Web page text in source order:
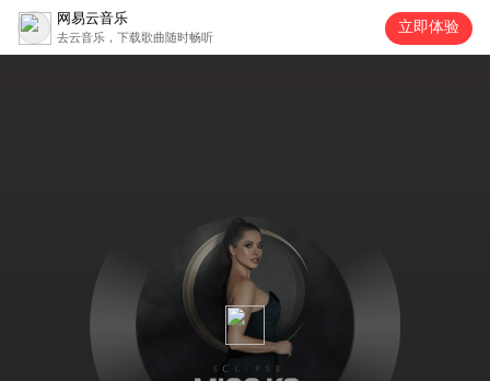
网易云音乐
去云音乐，下载歌曲随时畅听
立即体验